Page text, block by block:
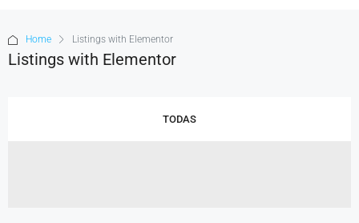
Home Listings with Elementor
Listings with Elementor
TODAS